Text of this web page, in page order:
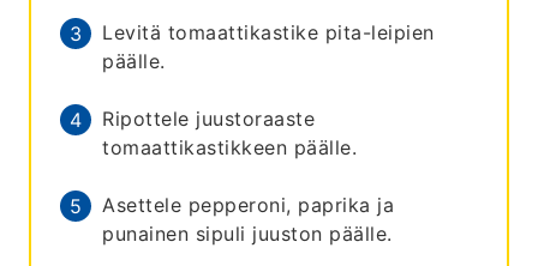
Levitä tomaattikastike pita-leipien
päälle.
Ripottele juustoraaste
tomaattikastikkeen päälle.
Asettele pepperoni, paprika ja
punainen sipuli juuston päälle.